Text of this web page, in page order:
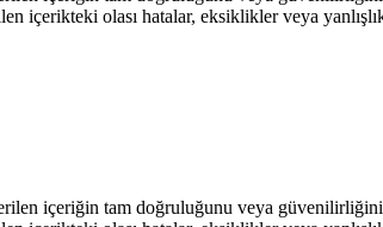
içerikteki olası hatalar, eksiklikler veya
içeriğin tam doğruluğunu veya